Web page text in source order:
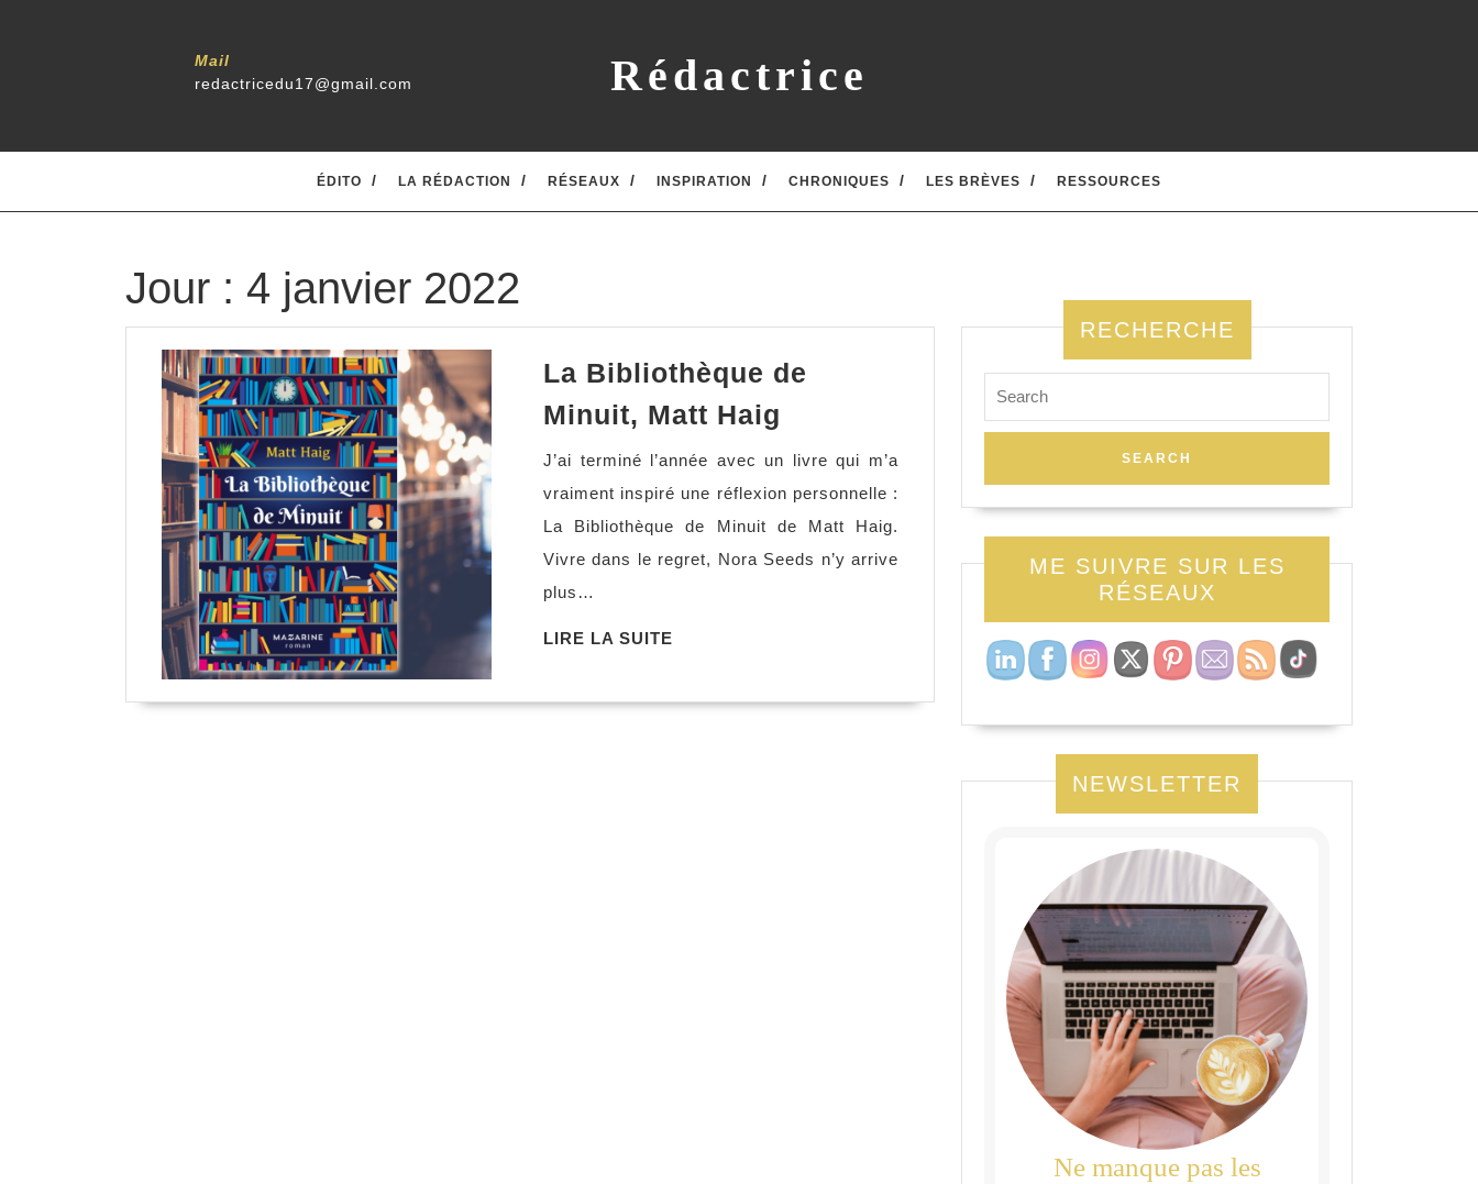
Mail
redactricedu17@gmail.com
Rédactrice
ÉDITO LA RÉDACTION RÉSEAUX INSPIRATION CHRONIQUES LES BRÈVES RESSOURCES
Jour : 4 janvier 2022
La Bibliothèque de
Minuit, Matt Haig
de
Minuit,
Matt
Haig
J’ai terminé l’année avec un livre qui m’a
vraiment inspiré une réflexion personnelle :
La Bibliothèque de Minuit de Matt Haig.
Vivre dans le regret, Nora Seeds n’y arrive
plus…
LIRE LA SUITE
RECHERCHE
for:
ME SUIVRE SUR LES
RÉSEAUX
NEWSLETTER
Ne manque pas les